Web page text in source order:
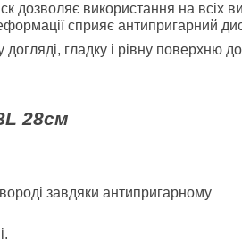
дозволяє використання на всіх
сприяє антипригарний
гладку і рівну поверхню
28см
завдяки антипригарному